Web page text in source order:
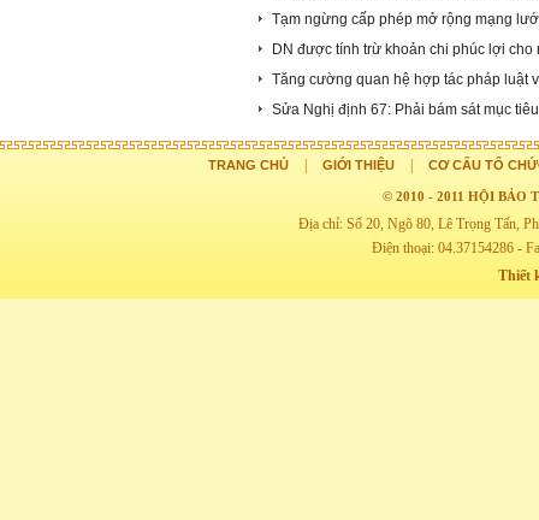
Tạm ngừng cấp phép mở rộng mạng
DN được tính trừ khoản chi phúc lợi
Tăng cường quan hệ hợp tác pháp luật
Sửa Nghị định 67: Phải bám sát mục
TRANG CHỦ GIỚI THIỆU CƠ CẤU TỔ
© 2010 - 2011 HỘI BẢO
Địa chỉ: Số 20, Ngõ 80, Lê Trọng Tấn,
Điện thoại: 04.37154286 -
Thiết